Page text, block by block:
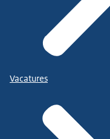
Vacatures